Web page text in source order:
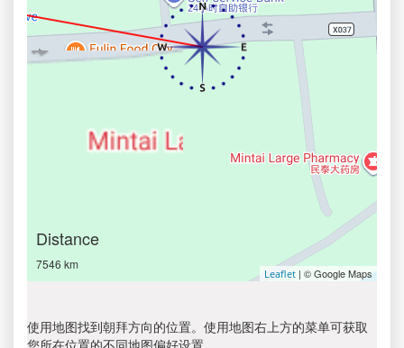
Distance
7546 km
Leaflet | © Google Maps
使用地图找到朝拜方向的位置。使用地图右上方的菜单可获取
您所在位置的不同地图偏好设置。